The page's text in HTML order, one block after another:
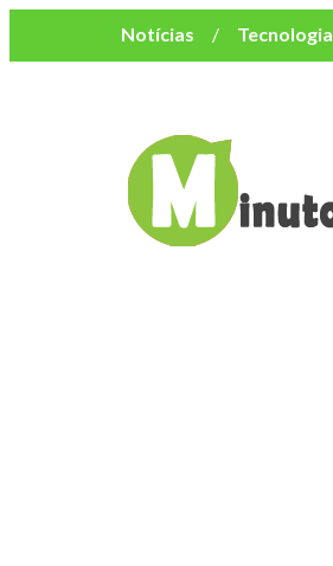
Notícias Tecnologia
Mulher
Bem-Estar